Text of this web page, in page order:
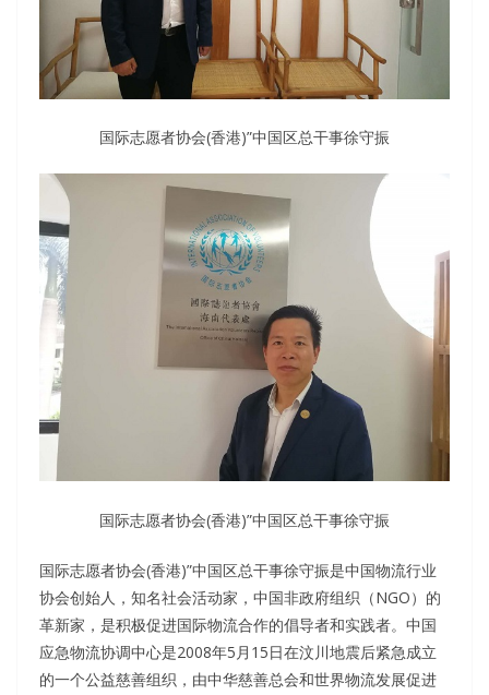
国际志愿者协会(香港)”中国区总干事徐守振
国际志愿者协会(香港)”中国区总干事徐守振
国际志愿者协会(香港)”中国区总干事徐守振是中国物流行业
协会创始人，知名社会活动家，中国非政府组织（NGO）的
革新家，是积极促进国际物流合作的倡导者和实践者。中国
应急物流协调中心是2008年5月15日在汶川地震后紧急成立
的一个公益慈善组织，由中华慈善总会和世界物流发展促进